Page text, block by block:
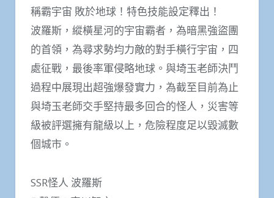
稱霸宇宙 敗於地球！特色技能設定釋出！
波羅斯，縱橫星河的宇宙霸者，為暗黑強盜團
的首領，為尋求勢均力敵的對手橫行宇宙，四
處征戰，最後率軍侵略地球。與埼玉老師決鬥
過程中展現出超強爆發實力，為截至目前為止
與埼玉老師交手堅持最多回合的怪人，災害等
級被評選擁有龍級以上，危險程度足以毀滅數
個城市。
SSR怪人 波羅斯